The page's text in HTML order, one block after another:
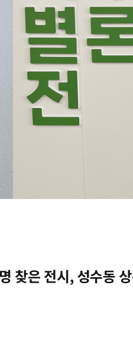
찾은 전시, 성수동